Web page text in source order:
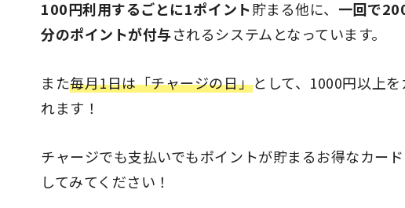
100円利用するごとに1ポイント貯まる他に、 一回で
分のポイントが付与されるシステムとなっています。
また毎月1日は「チャージの日」として、1000円以上
れます！
チャージでも支払いでもポイントが貯まるお得なカー
してみてください！